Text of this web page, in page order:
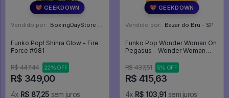
💖 GEEKDOWN
Vendido por: BoxingDayStore - GO
Funko Pop! Shinra Glow - Fire
Force #981
R$ 447,44 22% OFF
R$ 349,00
4x R$ 87,25 sem juros
💖 GEEKDOWN
Vendido por: Bazar do Bru - SP
Funko Pop Wonder Woman On
Pegasus - Wonder Woman
R$ 437,51
5% OFF
R$ 415,63
4x R$ 103,91 sem juros